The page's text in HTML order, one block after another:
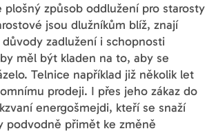
plošný způsob oddlužení pro starosty
jsou dlužníkům blíž, znají
zadlužení i schopnosti
měl být kladen na to, aby se
Telnice například již několik let
prodeji. I přes jeho zákaz do
energošmejdi, kteří se snaží
podvodně přimět ke změně